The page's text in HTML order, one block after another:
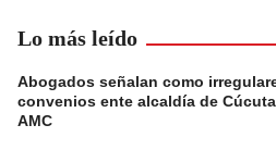
Lo más leído
Abogados señalan como
convenios ente alcaldía de
AMC